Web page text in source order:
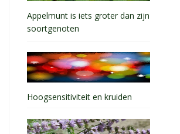
Appelmunt is iets groter dan zijn
soortgenoten
Hoogsensitiviteit en kruiden